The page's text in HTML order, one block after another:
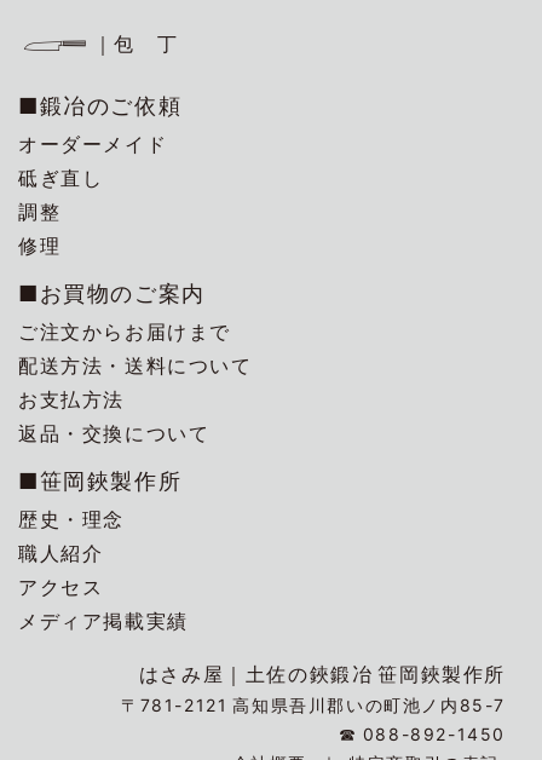
｜包 丁
■鍛冶のご依頼
オーダーメイド
砥ぎ直し
調整
修理
■お買物のご案内
ご注文からお届けまで
配送方法・送料について
お支払方法
返品・交換について
■笹岡鋏製作所
歴史・理念
職人紹介
アクセス
メディア掲載実績
はさみ屋｜ 土佐の鋏鍛冶 笹岡鋏製作所
〒781-2121 高知県吾川郡いの町池ノ内85-7
☎ 088-892-1450